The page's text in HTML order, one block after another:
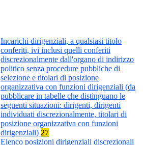
Incarichi dirigenziali, a qualsiasi titolo
conferiti, ivi inclusi quelli conferiti
discrezionalmente dall'organo di indirizzo
politico senza procedure pubbliche di
selezione e titolari di posizione
organizzativa con funzioni dirigenziali (da
pubblicare in tabelle che distinguano le
seguenti situazioni: dirigenti, dirigenti
individuati discrezionalmente, titolari di
posizione organizzativa con funzioni
dirigenziali) 27
Elenco posizioni dirigenziali discrezionali